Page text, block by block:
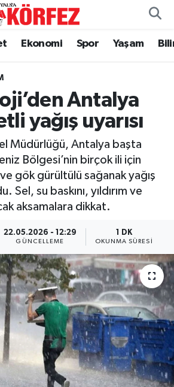
Ekonomi Spor Yaşam
Antalya
yağış uyarısı
Müdürlüğü, Antalya başta
Bölgesi’nin birçok ili için
gök gürültülü sağanak yağış
Sel, su baskını, yıldırım ve
aksamalara dikkat.
22.05.2026 - 12:29
GÜNCELLEME
1 DK
OKUNMA SÜRESI